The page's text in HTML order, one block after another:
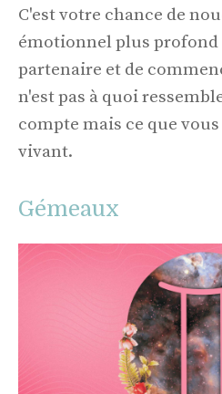
C'est votre chance de
émotionnel plus profond
partenaire et de
n'est pas à quoi
compte mais ce que
vivant.
Gémeaux